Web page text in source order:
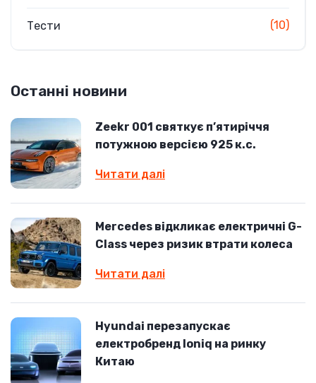
Тести (10)
Останні новини
Zeekr 001 святкує п’ятиріччя
потужною версією 925 к.с.
Читати далі
Mercedes відкликає електричні G-
Class через ризик втрати колеса
Читати далі
Hyundai перезапускає
електробренд Ioniq на ринку
Китаю